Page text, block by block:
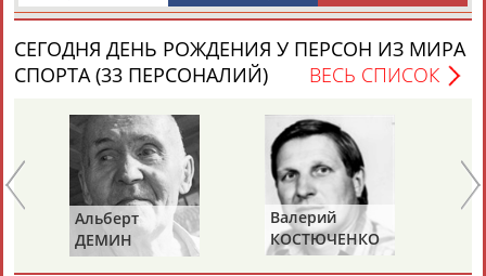
ЦЕЛИ ПРОЕКТА КОНТАКТЫ НАШИ КНОПКИ РЕКЛАМА
СЕГОДНЯ ДЕНЬ РОЖДЕНИЯ У ПЕРСОН ИЗ МИРА
СПОРТА (33 ПЕРСОНАЛИЙ)
ВЕСЬ СПИСОК
Альберт
ДЕМИН
Валерий
КОСТЮЧЕНКО